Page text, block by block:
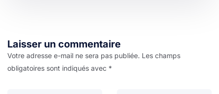
Laisser un commentaire
Votre adresse e-mail ne sera pas publiée. Les champs
obligatoires sont indiqués avec *